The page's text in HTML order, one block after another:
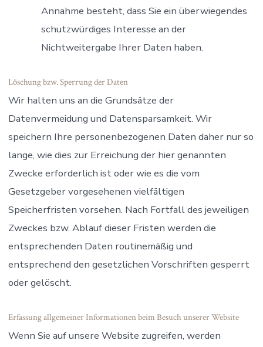
Annahme besteht, dass Sie ein überwiegendes
schutzwürdiges Interesse an der
Nichtweitergabe Ihrer Daten haben.
Löschung bzw. Sperrung der Daten
Wir halten uns an die Grundsätze der
Datenvermeidung und Datensparsamkeit. Wir
speichern Ihre personenbezogenen Daten daher nur so
lange, wie dies zur Erreichung der hier genannten
Zwecke erforderlich ist oder wie es die vom
Gesetzgeber vorgesehenen vielfältigen
Speicherfristen vorsehen. Nach Fortfall des jeweiligen
Zweckes bzw. Ablauf dieser Fristen werden die
entsprechenden Daten routinemäßig und
entsprechend den gesetzlichen Vorschriften gesperrt
oder gelöscht.
Erfassung allgemeiner Informationen beim Besuch unserer Website
Wenn Sie auf unsere Website zugreifen, werden